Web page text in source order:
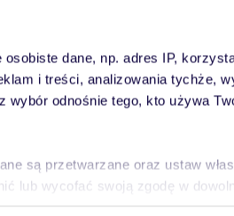
osobiste dane, np. adres IP,
i treści, analizowania tychże,
odnośnie tego, kto używa
są przetwarzane oraz ustaw
lub wycofać swoją zgodę w
z balkonami lub ogródkami.
m2.